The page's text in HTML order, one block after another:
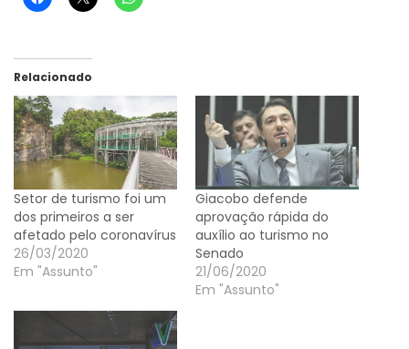
Relacionado
Setor de turismo foi um
dos primeiros a ser
afetado pelo coronavírus
26/03/2020
Em "Assunto"
Giacobo defende
aprovação rápida do
auxílio ao turismo no
Senado
21/06/2020
Em "Assunto"